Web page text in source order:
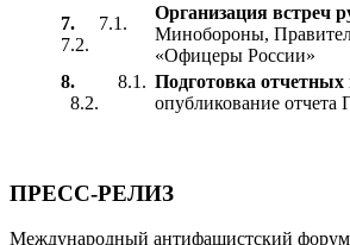
7. 7.1.
7.2.
Организация
Минобороны,
«Офицеры России»
8. 8.1.
8.2.
Подготовка
опубликование отчета
ПРЕСС-РЕЛИЗ
Международный антифашистский